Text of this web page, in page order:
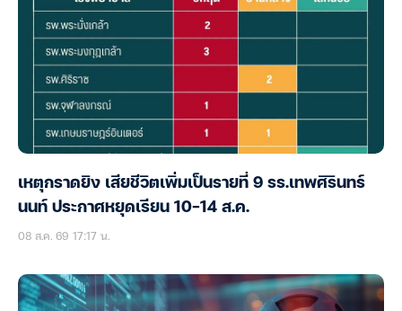
เหตุกราดยิง เสียชีวิตเพิ่มเป็นรายที่ 9 รร.เทพศิรินทร์
นนท์ ประกาศหยุดเรียน 10-14 ส.ค.
08 ส.ค. 69 17:17 น.